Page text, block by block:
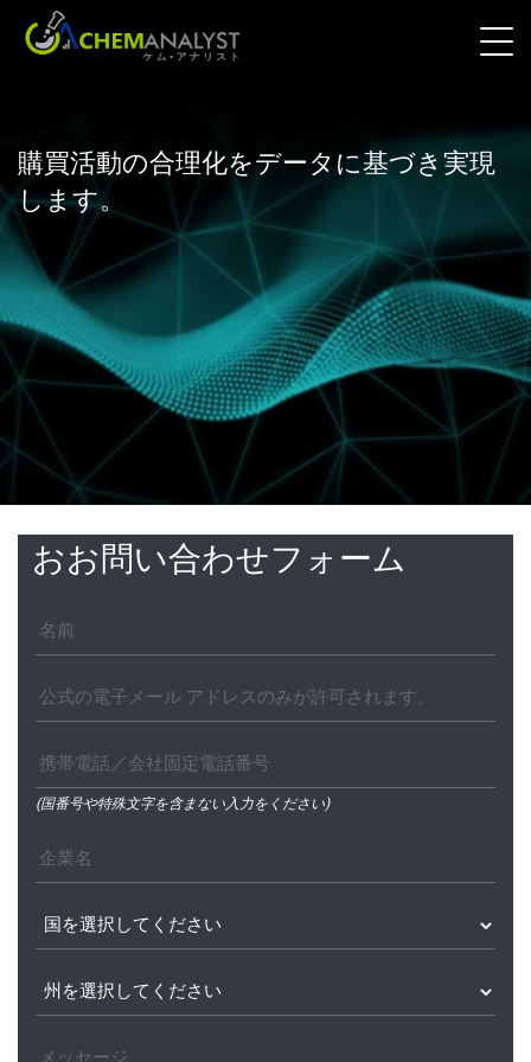
購買活動の合理化をデータに基づき実現
します。
おお問い合わせフォーム
(国番号や特殊文字を含まない入力をください)